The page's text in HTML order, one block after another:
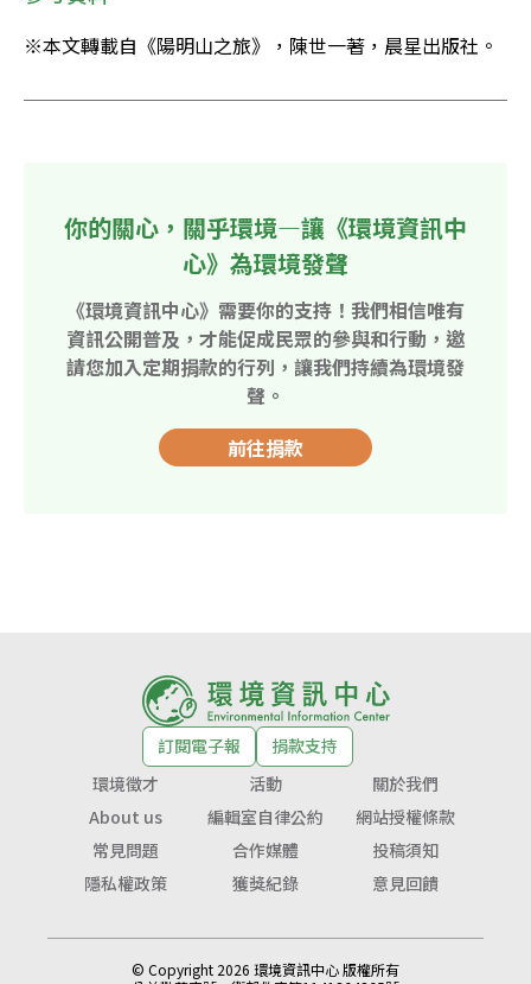
※本文轉載自《陽明山之旅》，陳世一著，晨星出版社。
你的關心，關乎環境—讓《環境資訊中
心》為環境發聲
《環境資訊中心》需要你的支持！我們相信唯有
資訊公開普及，才能促成民眾的參與和行動，邀
請您加入定期捐款的行列，讓我們持續為環境發
聲。
前往捐款
訂閱電子報
捐款支持
環境徵才
活動
關於我們
About us
編輯室自律公約
網站授權條款
常見問題
合作媒體
投稿須知
隱私權政策
獲獎紀錄 意見回饋
© Copyright 2026 環境資訊中心 版權所有